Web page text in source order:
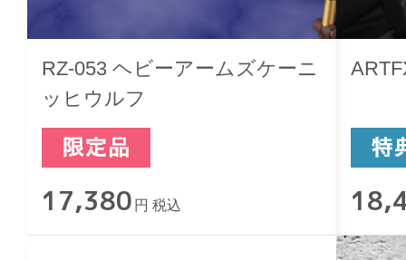
RZ-053 ヘビーアームズケーニ
ッヒウルフ
17,380 円 税込